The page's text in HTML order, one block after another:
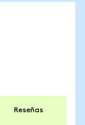
Reseñas